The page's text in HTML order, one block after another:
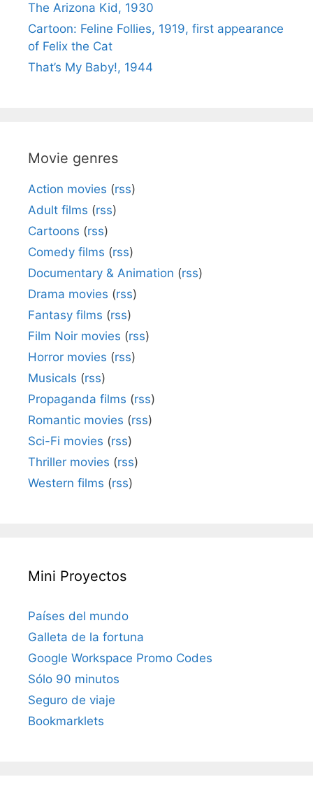
The Arizona Kid, 1930
Cartoon: Feline Follies, 1919, first appearance
of Felix the Cat
That’s My Baby!, 1944
Movie genres
Action movies (rss)
Adult films (rss)
Cartoons (rss)
Comedy films (rss)
Documentary & Animation (rss)
Drama movies (rss)
Fantasy films (rss)
Film Noir movies (rss)
Horror movies (rss)
Musicals (rss)
Propaganda films (rss)
Romantic movies (rss)
Sci-Fi movies (rss)
Thriller movies (rss)
Western films (rss)
Mini Proyectos
Países del mundo
Galleta de la fortuna
Google Workspace Promo Codes
Sólo 90 minutos
Seguro de viaje
Bookmarklets